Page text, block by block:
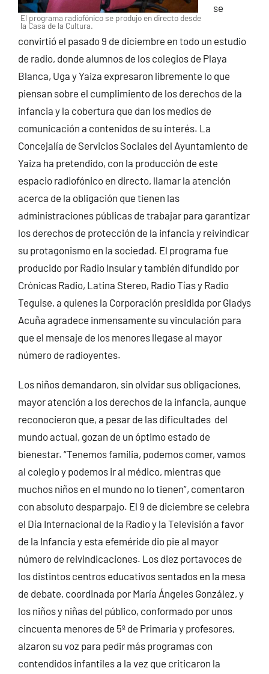
El programa radiofónico se produjo en directo desde
la Casa de la Cultura.
se
convirtió el pasado 9 de diciembre en todo un estudio
de radio, donde alumnos de los colegios de Playa
Blanca, Uga y Yaiza expresaron libremente lo que
piensan sobre el cumplimiento de los derechos de la
infancia y la cobertura que dan los medios de
comunicación a contenidos de su interés. La
Concejalía de Servicios Sociales del Ayuntamiento de
Yaiza ha pretendido, con la producción de este
espacio radiofónico en directo, llamar la atención
acerca de la obligación que tienen las
administraciones públicas de trabajar para garantizar
los derechos de protección de la infancia y reivindicar
su protagonismo en la sociedad. El programa fue
producido por Radio Insular y también difundido por
Crónicas Radio, Latina Stereo, Radio Tías y Radio
Teguise, a quienes la Corporación presidida por Gladys
Acuña agradece inmensamente su vinculación para
que el mensaje de los menores llegase al mayor
número de radioyentes.
Los niños demandaron, sin olvidar sus obligaciones,
mayor atención a los derechos de la infancia, aunque
reconocieron que, a pesar de las dificultades del
mundo actual, gozan de un óptimo estado de
bienestar. “Tenemos familia, podemos comer, vamos
al colegio y podemos ir al médico, mientras que
muchos niños en el mundo no lo tienen”, comentaron
con absoluto desparpajo. El 9 de diciembre se celebra
el Día Internacional de la Radio y la Televisión a favor
de la Infancia y esta efeméride dio pie al mayor
número de reivindicaciones. Los diez portavoces de
los distintos centros educativos sentados en la mesa
de debate, coordinada por María Ángeles González, y
los niños y niñas del público, conformado por unos
cincuenta menores de 5º de Primaria y profesores,
alzaron su voz para pedir más programas con
contendidos infantiles a la vez que criticaron la